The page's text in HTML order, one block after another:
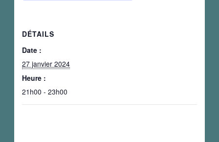
DÉTAILS
Date :
27 janvier 2024
Heure :
21h00 - 23h00